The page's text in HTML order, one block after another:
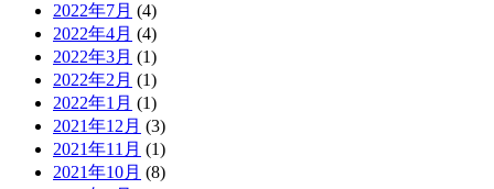
2022年7月 (4)
2022年4月 (4)
2022年3月 (1)
2022年2月 (1)
2022年1月 (1)
2021年12月 (3)
2021年11月 (1)
2021年10月 (8)